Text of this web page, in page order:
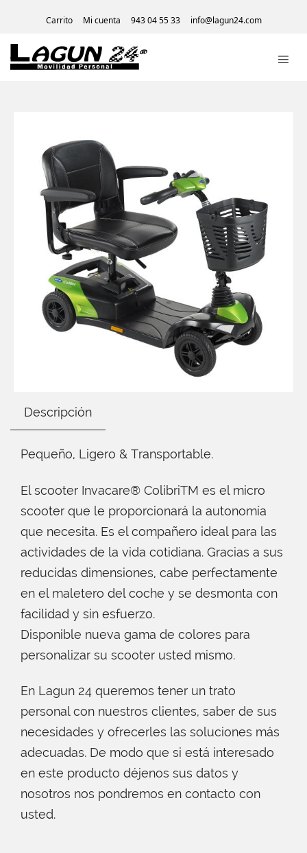
Carrito Mi cuenta 943 04 55 33 info@lagun24.com
Descripción
Pequeño, Ligero & Transportable.
El scooter Invacare® ColibriTM es el micro
scooter que le proporcionará la autonomía
que necesita. Es el compañero ideal para las
actividades de la vida cotidiana. Gracias a sus
reducidas dimensiones, cabe perfectamente
en el maletero del coche y se desmonta con
facilidad y sin esfuerzo.
Disponible nueva gama de colores para
personalizar su scooter usted mismo.
En Lagun 24 queremos tener un trato
personal con nuestros clientes, saber de sus
necesidades y ofrecerles las soluciones más
adecuadas. De modo que si está interesado
en este producto déjenos sus datos y
nosotros nos pondremos en contacto con
usted.